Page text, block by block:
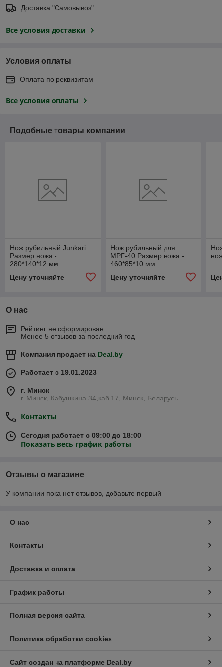
Доставка "Самовывоз"
Все условия доставки
Условия оплаты
Оплата по реквизитам
Все условия оплаты
Подобные товары компании
Нож рубильный Junkari
Размер ножа -
280*140*12 мм.
Цену уточняйте
Нож рубильный для
МРГ-40 Размер ножа -
460*85*10 мм.
Цену уточняйте
О нас
Рейтинг не сформирован
Менее 5 отзывов за последний год
Компания продает на Deal.by
Работает с 19.01.2023
г. Минск
г. Минск, Кабушкина 34,каб.17, Минск, Беларусь
Контакты
Сегодня работает с 09:00 до 18:00
Показать весь график работы
Отзывы о магазине
У компании пока нет отзывов, добавьте первый
О нас
Контакты
Доставка и оплата
График работы
Полная версия сайта
Политика обработки cookies
Сайт создан на платформе Deal.by